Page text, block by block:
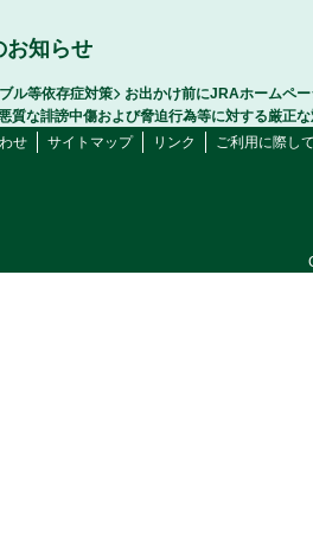
お知らせ
ル等依存症対策
お出かけ前にJRAホームペ
質な誹謗中傷および脅迫行為等に対する厳正
せ
サイトマップ リンク ご利用に際し